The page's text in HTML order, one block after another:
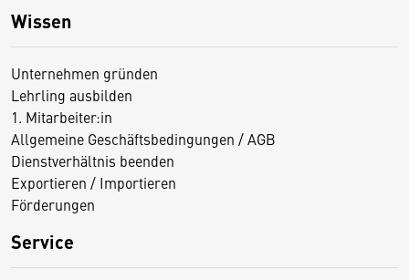
Wissen
Unternehmen gründen
Lehrling ausbilden
1. Mitarbeiter:in
Allgemeine Geschäftsbedingungen / AGB
Dienstverhältnis beenden
Exportieren / Importieren
Förderungen
Service